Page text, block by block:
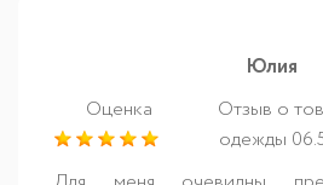
Юлия
Оценка
Отзыв о
одежды